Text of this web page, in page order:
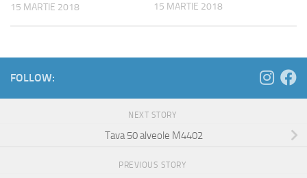
15 MARTIE 2018 15 MARTIE 2018
FOLLOW:
NEXT STORY
Tava 50 alveole M4402
PREVIOUS STORY